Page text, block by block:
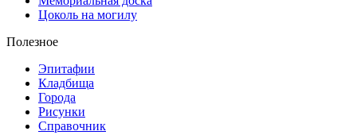
Цоколь на могилу
Полезное
Эпитафии
Кладбища
Города
Рисунки
Справочник